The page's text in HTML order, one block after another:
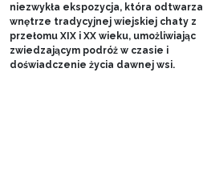
niezwykła ekspozycja, która odtwarza
wnętrze tradycyjnej wiejskiej chaty z
przełomu XIX i XX wieku, umożliwiając
zwiedzającym podróż w czasie i
doświadczenie życia dawnej wsi.